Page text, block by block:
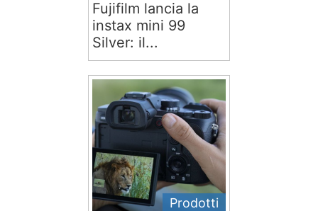
Fujifilm lancia la
instax mini 99
Silver: il...
Prodotti